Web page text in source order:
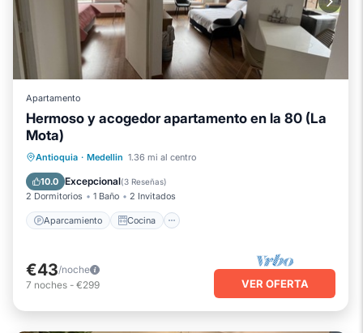
Apartamento
Hermoso y acogedor apartamento en la 80 (La
Mota)
Antioquia · Medellin 1.36 mi al centro
10.0 Excepcional(3 Reseñas)
2 Dormitorios 1 Baño 2 Invitados
Aparcamiento Cocina
Aparcamiento Cocina
Apto para niños
€43/noche
7 noches - €299 VER OFERTA